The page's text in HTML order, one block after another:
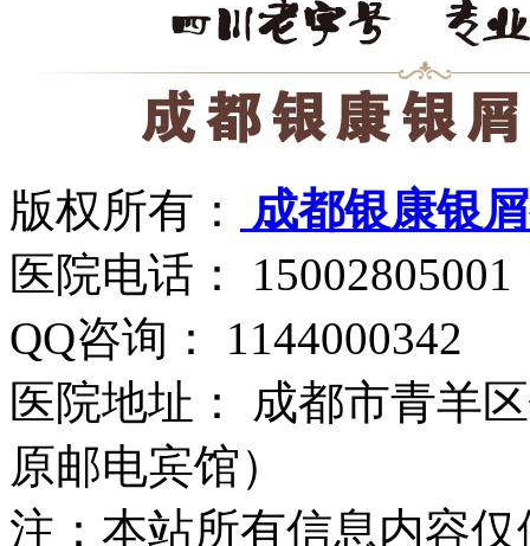
版权所有：
成都银康银
医院电话： 15002805001
QQ咨询： 1144000342
医院地址： 成都市青羊
原邮电宾馆）
注：本站所有信息内容